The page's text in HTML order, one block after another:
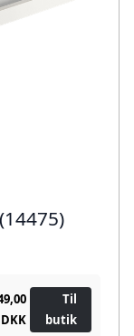
DKK
Til
butik